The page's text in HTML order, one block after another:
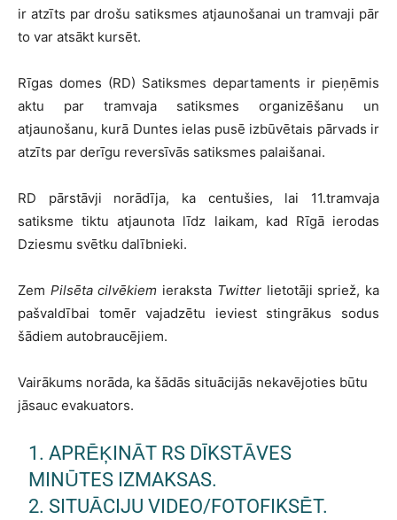
ir atzīts par drošu satiksmes atjaunošanai un tramvaji pār
to var atsākt kursēt.
Rīgas domes (RD) Satiksmes departaments ir pieņēmis
aktu par tramvaja satiksmes organizēšanu un
atjaunošanu, kurā Duntes ielas pusē izbūvētais pārvads ir
atzīts par derīgu reversīvās satiksmes palaišanai.
RD pārstāvji norādīja, ka centušies, lai 11.tramvaja
satiksme tiktu atjaunota līdz laikam, kad Rīgā ierodas
Dziesmu svētku dalībnieki.
Zem Pilsēta cilvēkiem ieraksta Twitterlietotāji spriež, ka
pašvaldībai tomēr vajadzētu ieviest stingrākus sodus
šādiem autobraucējiem.
Vairākums norāda, ka šādās situācijās nekavējoties būtu
jāsauc evakuators.
1. APRĒĶINĀT RS DĪKSTĀVES
MINŪTES IZMAKSAS.
2. SITUĀCIJU VIDEO/FOTOFIKSĒT.